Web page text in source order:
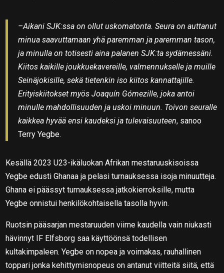
–Aikani SJK:ssa on ollut uskomatonta. Seura on auttanut
minua saavuttamaan yhä paremman ja paremman tason,
ja minulla on totisesti aina palanen SJK:ta sydämessäni.
Kiitos kaikille joukkuekavereille, valmennukselle ja muille
Seinäjokisille, sekä tietenkin iso kiitos kannattajille.
Erityiskiitokset myös Joaquín Gómezille, joka antoi
minulle mahdollisuuden ja uskoi minuun. Toivon seuralle
kaikkea hyvää ensi kaudeksi ja tulevaisuuteen, sanoo
Terry Yegbe.
Kesällä 2023 U23-ikäluokan Afrikan mestaruuskisoissa
Yegbe edusti Ghanaa ja pelasi turnauksessa isoja minuutteja.
Ghana ei päässyt turnauksessa jatkokierroksille, mutta
Yegbe onnistui henkilökohtaisella tasolla hyvin.
Ruotsin pääsarjan mestaruuden viime kaudella vain niukasti
hävinnyt IF Elfsborg saa käyttöönsä todellisen
kultakimpaleen. Yegbe on nopea ja voimakas, rauhallinen
toppari jonka kehittymisnopeus on antanut viitteitä siitä, että